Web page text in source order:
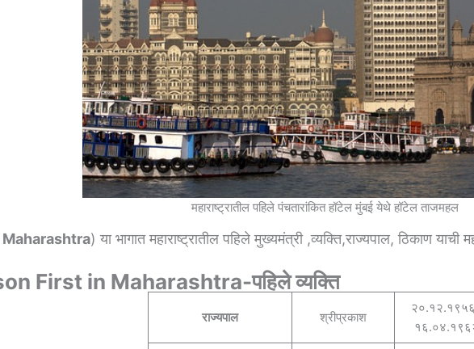
महाराष्ट्रातील पहिले पंचतारांकित हॉटेल मुंबई येथे हॉटेल ताजमहल
) या भागात महाराष्ट्रातील पहिले मुख्यमंत्री ,व्यक्ति,राज्यपाल, ठिकाण याची
First in Maharashtra-पहिले व्यक्ति
राज्यपाल श्रीप्रकाश